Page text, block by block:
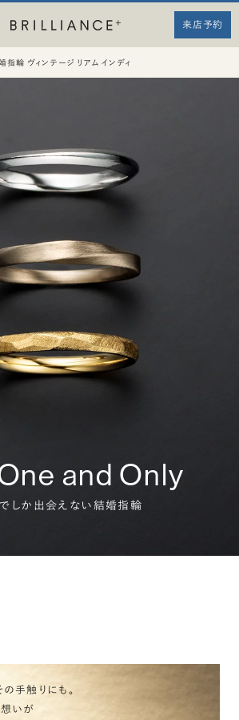
来店予約
指輪 ヴィンテージ リアム インディ
and Only
しか出会えない結婚指輪
手触りにも。
いが